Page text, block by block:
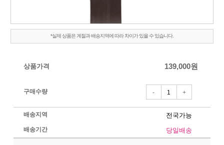
*실제 상품은 계절과 배송지역에 따라 차이가 있을 수 있습니다.
상품가격 139,000원
구매수량 - +
배송지역 전국가능
배송기간 당일배송